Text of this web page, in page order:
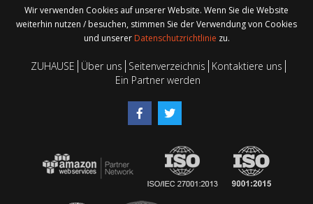
Wir verwenden Cookies auf unserer Website. Wenn Sie die Website
weiterhin nutzen / besuchen, stimmen Sie der Verwendung von Cookies
und unserer Datenschutzrichtlinie zu.
ZUHAUSE Über uns Seitenverzeichnis Kontaktiere uns
Ein Partner werden